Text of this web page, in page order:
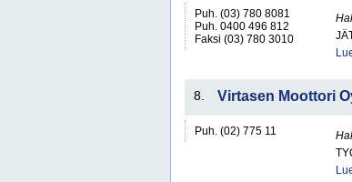
Puh. (03) 780 8081
Puh. 0400 496 812
Faksi (03) 780 3010
8. Virtasen Moottori
Puh. (02) 775 11